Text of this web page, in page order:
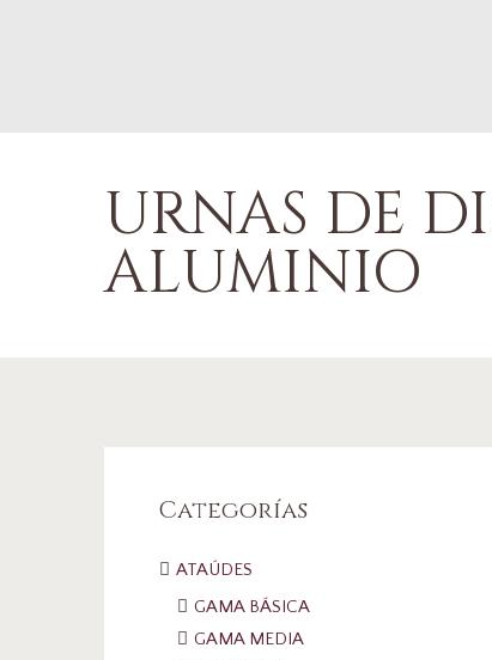
URNAS DE
ALUMINIO
Categorías
ATAÚDES
GAMA BÁSICA
GAMA MEDIA